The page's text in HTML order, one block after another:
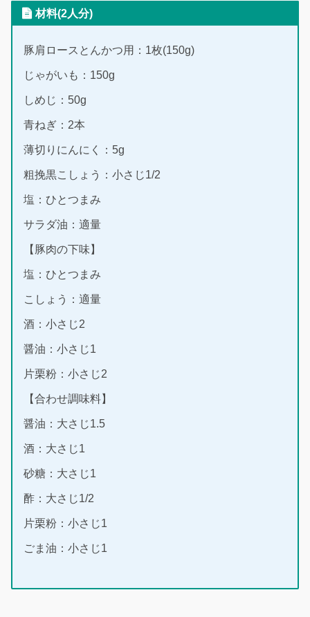
材料(2人分)
豚肩ロースとんかつ用：1枚(150g)
じゃがいも：150g
しめじ：50g
青ねぎ：2本
薄切りにんにく：5g
粗挽黒こしょう：小さじ1/2
塩：ひとつまみ
サラダ油：適量
【豚肉の下味】
塩：ひとつまみ
こしょう：適量
酒：小さじ2
醤油：小さじ1
片栗粉：小さじ2
【合わせ調味料】
醤油：大さじ1.5
酒：大さじ1
砂糖：大さじ1
酢：大さじ1/2
片栗粉：小さじ1
ごま油：小さじ1